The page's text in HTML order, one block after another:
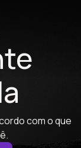
com o que